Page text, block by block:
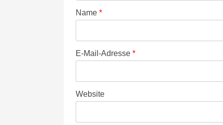
Name *
E-Mail-Adresse *
Website